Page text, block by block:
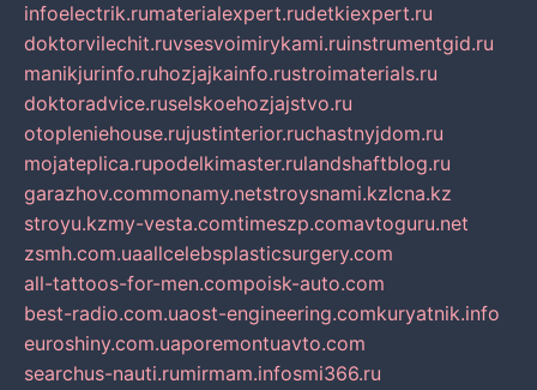
infoelectrik.rumaterialexpert.rudetkiexpert.ru
doktorvilechit.ruvsesvoimirykami.ruinstrumentgid.ru
manikjurinfo.ruhozjajkainfo.rustroimaterials.ru
doktoradvice.ruselskoehozjajstvo.ru
otopleniehouse.rujustinterior.ruchastnyjdom.ru
mojateplica.rupodelkimaster.rulandshaftblog.ru
garazhov.commonamy.netstroysnami.kzlcna.kz
stroyu.kzmy-vesta.comtimeszp.comavtoguru.net
zsmh.com.uaallcelebsplasticsurgery.com
all-tattoos-for-men.compoisk-auto.com
best-radio.com.uaost-engineering.comkuryatnik.info
euroshiny.com.uaporemontuavto.com
searchus-nauti.rumirmam.infosmi366.ru